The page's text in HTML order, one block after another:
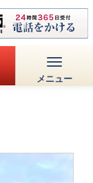
メニュー